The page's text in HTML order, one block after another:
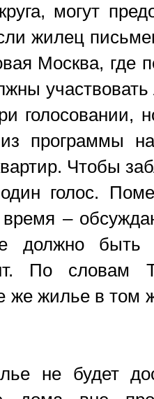
могут
жилец
Москва, где
программы
Чтобы
голос.
время –
должно быть
По словам
же жилье в
не будет